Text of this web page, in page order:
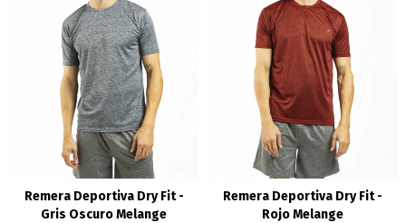
Remera Deportiva Dry Fit -
Gris Oscuro Melange
Remera Deportiva Dry Fit -
Rojo Melange